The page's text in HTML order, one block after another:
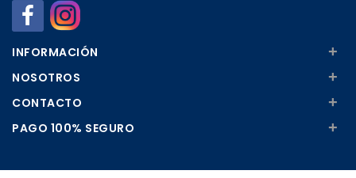
INFORMACIÓN +
NOSOTROS +
CONTACTO +
PAGO 100% SEGURO +